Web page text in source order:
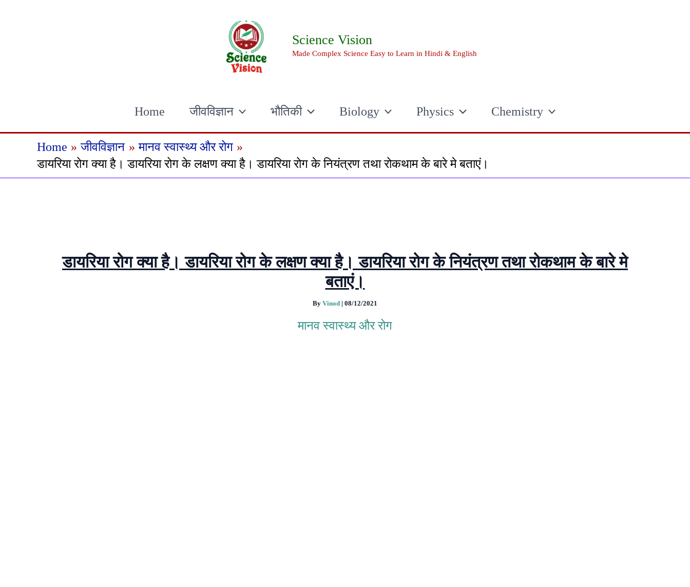
Science Vision
Made Complex Science Easy to Learn in Hindi & English
Home जीवविज्ञान भौतिकी Biology Physics Chemistry
Home जीवविज्ञान
मानव स्वास्थ्य और रोग
डायरिया रोग क्या है। डायरिया रोग के लक्षण क्या है। डायरिया रोग के नियंत्रण तथा रोकथाम के बारे मे बताएं।
डायरिया रोग क्या है। डायरिया रोग के लक्षण क्या है। डायरिया रोग के नियंत्रण तथा रोकथाम के बारे मे
बताएं।
By Vinod | 08/12/2021
मानव स्वास्थ्य और रोग